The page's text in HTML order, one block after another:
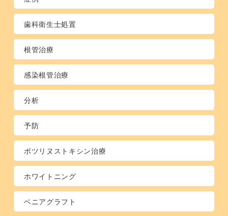
歯科衛生士処置
根管治療
感染根管治療
分析
予防
ボツリヌストキシン治療
ホワイトニング
ベニアグラフト